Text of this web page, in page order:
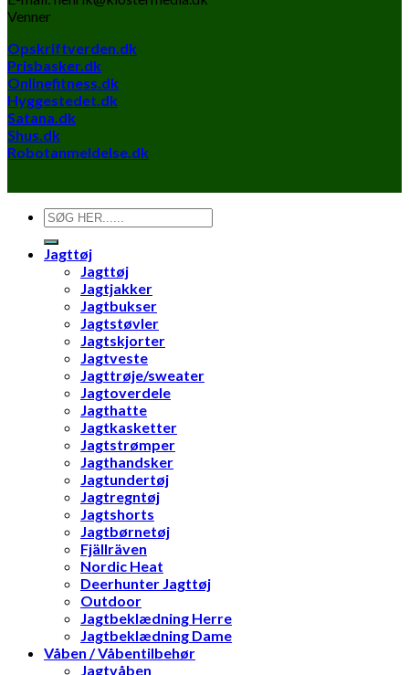
Venner
Opskriftverden.dk
Prisbasker.dk
Onlinefitness.dk
Hyggestedet.dk
Satana.dk
Shus.dk
Robotanmeldelse.dk
Søg
efter:
Jagttøj
Jagttøj
Jagtjakker
Jagtbukser
Jagtstøvler
Jagtskjorter
Jagtveste
Jagttrøje/sweater
Jagtoverdele
Jagthatte
Jagtkasketter
Jagtstrømper
Jagthandsker
Jagtundertøj
Jagtregntøj
Jagtshorts
Jagtbørnetøj
Fjällräven
Nordic Heat
Deerhunter Jagttøj
Outdoor
Jagtbeklædning Herre
Jagtbeklædning Dame
Våben / Våbentilbehør
Jagtvåben